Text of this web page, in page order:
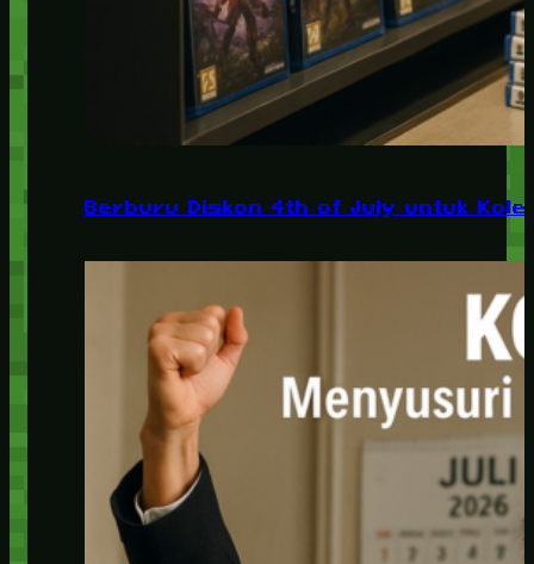
Berburu Diskon 4th of July untuk